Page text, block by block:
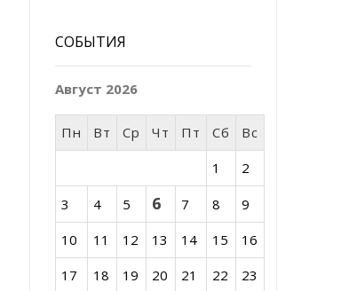
СОБЫТИЯ
Август 2026
Пн Вт Ср Чт Пт Сб
Вс
1
2
3 4 5 6 7 8
9
10
11 12 13 14 15
16
17
18 19 20 21 22
23